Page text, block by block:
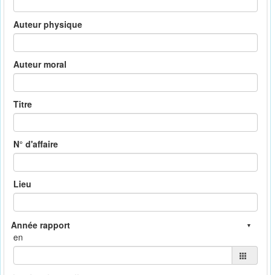
Auteur physique
Auteur moral
Titre
N° d'affaire
Lieu
en